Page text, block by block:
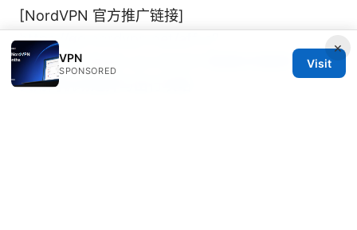
[NordVPN 官方推广链接]
https://go.nordvpn.net/aff_c?
offer_id=15&aff_id=132441
靠谱机场推荐：全面
实用的机场选择与出行攻略
×
VPN
SPONSORED
Visit